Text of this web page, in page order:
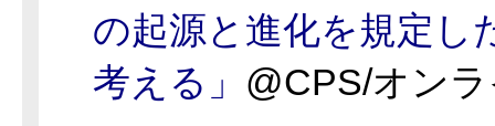
の起源と進化を規定し
考える」 @CPS/オン